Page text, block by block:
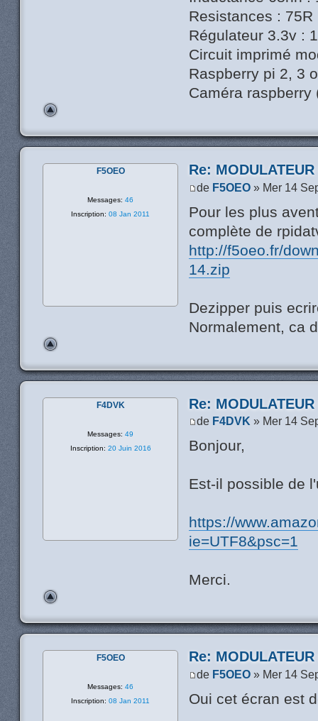
Resistances :
Régulateur 3.3v : 1
Circuit imprimé
Raspberry pi 2, 3
Caméra
Re:
de F5OEO » Mer 14
Pour les plus
complète de
http://f5oeo.fr/
14.zip
Dezipper puis
Normalement, ca
F5OEO
Messages: 46
Inscription: 08 Jan 2011
Re:
de F4DVK » Mer 14
Bonjour,
Est-il possible de
https://
ie=UTF8&psc=1
Merci.
F4DVK
Messages: 49
Inscription: 20 Juin 2016
Re:
de F5OEO » Mer 14
Oui cet écran est
F5OEO
Messages: 46
Inscription: 08 Jan 2011